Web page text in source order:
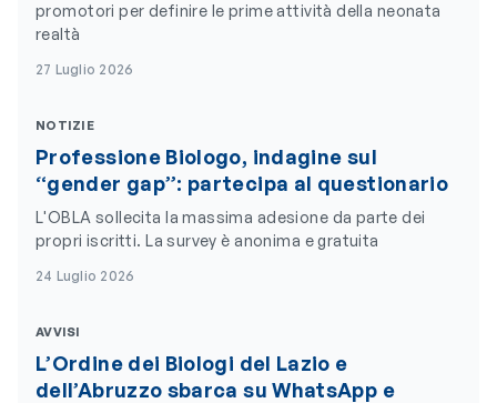
promotori per definire le prime attività della neonata
realtà
27 Luglio 2026
NOTIZIE
Professione Biologo, indagine sul
“gender gap”: partecipa al questionario
L'OBLA sollecita la massima adesione da parte dei
propri iscritti. La survey è anonima e gratuita
24 Luglio 2026
AVVISI
L’Ordine dei Biologi del Lazio e
dell’Abruzzo sbarca su WhatsApp e